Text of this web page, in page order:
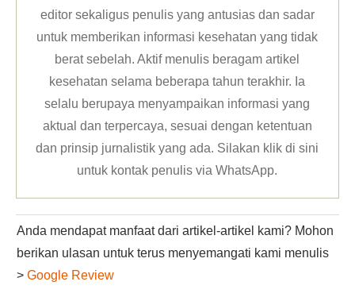
editor sekaligus penulis yang antusias dan sadar
untuk memberikan informasi kesehatan yang tidak
berat sebelah. Aktif menulis beragam artikel
kesehatan selama beberapa tahun terakhir. Ia
selalu berupaya menyampaikan informasi yang
aktual dan terpercaya, sesuai dengan ketentuan
dan prinsip jurnalistik yang ada. Silakan klikdi sini
untuk kontak penulis via WhatsApp.
Anda mendapat manfaat dari artikel-artikel kami? Mohon
berikan ulasan untuk terus menyemangati kami menulis
> Google Review